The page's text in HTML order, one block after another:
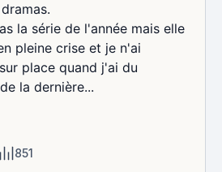
la série de l'année mais elle
pleine crise et je n'ai
place quand j'ai du
la dernière...
851